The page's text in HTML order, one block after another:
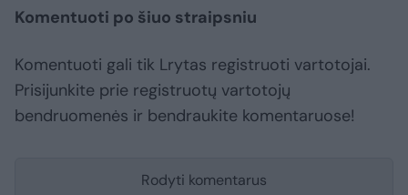
Komentuoti po šiuo straipsniu
Komentuoti gali tik Lrytas registruoti vartotojai.
Prisijunkite prie registruotų vartotojų
bendruomenės ir bendraukite komentaruose!
Rodyti komentarus